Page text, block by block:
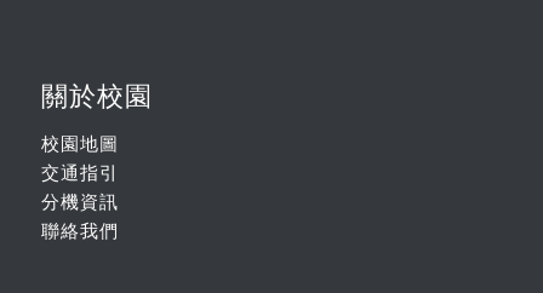
關於校園
校園地圖
交通指引
分機資訊
聯絡我們